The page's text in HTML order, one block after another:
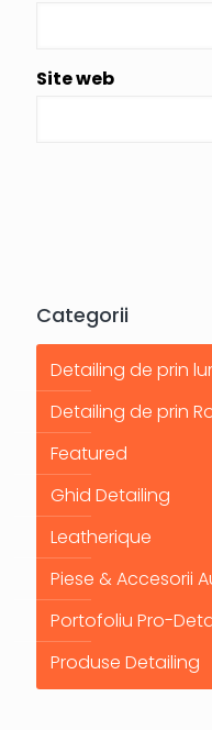
Site web
Categorii
Detailing de prin
Detailing de prin
Featured
Ghid Detailing
Leatherique
Piese & Accesorii
Portofoliu Pro-
Produse Detailing